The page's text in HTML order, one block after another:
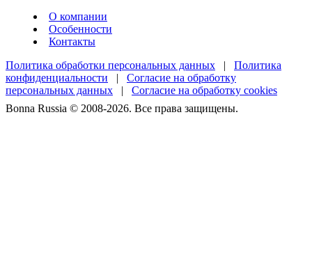
О компании
Особенности
Контакты
Политика обработки персональных данных | Политика
конфиденциальности | Согласие на обработку
персональных данных | Согласие на обработку cookies
Bonna Russia © 2008-2026. Все права защищены.